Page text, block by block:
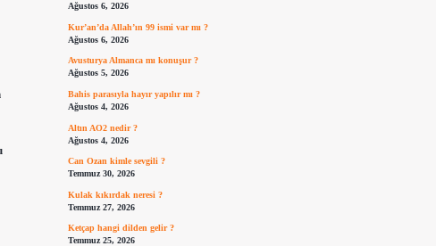
Ağustos 6, 2026
Kur’an’da Allah’ın 99 ismi var mı ?
Ağustos 6, 2026
Avusturya Almanca mı konuşur ?
Ağustos 5, 2026
Bahis parasıyla hayır yapılır mı ?
Ağustos 4, 2026
Altın AO2 nedir ?
Ağustos 4, 2026
Can Ozan kimle sevgili ?
Temmuz 30, 2026
Kulak kıkırdak neresi ?
Temmuz 27, 2026
Ketçap hangi dilden gelir ?
Temmuz 25, 2026